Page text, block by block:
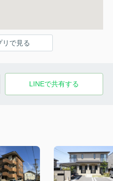
リで見る
LINEで共有する